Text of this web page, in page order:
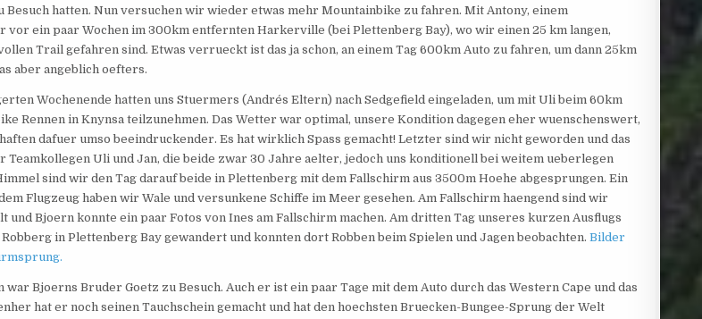
Besuch hatten. Nun versuchen wir wieder etwas mehr Mountainbike zu fahren. Mit Antony, einem
vor ein paar Wochen im 300km entfernten Harkerville (bei Plettenberg Bay), wo wir einen 25 km langen,
Trail gefahren sind. Etwas verrueckt ist das ja schon, an einem Tag 600km Auto zu fahren, um dann 25km
aber angeblich oefters.
Wochenende hatten uns Stuermers (Andre´s Eltern) nach Sedgefield eingeladen, um mit Uli beim 60km
Rennen in Knynsa teilzunehmen. Das Wetter war optimal, unsere Kondition dagegen eher wuenschenswert,
dafuer umso beeindruckender. Es hat wirklich Spass gemacht! Letzter sind wir nicht geworden und das
Teamkollegen Uli und Jan, die beide zwar 30 Jahre aelter, jedoch uns konditionell bei weitem ueberlegen
sind wir den Tag darauf beide in Plettenberg mit dem Fallschirm aus 3500m Hoehe abgesprungen. Ein
Flugzeug haben wir Wale und versunkene Schiffe im Meer gesehen. Am Fallschirm haengend sind wir
und Bjoern konnte ein paar Fotos von Ines am Fallschirm machen. Am dritten Tag unseres kurzen Ausflugs
in Plettenberg Bay gewandert und konnten dort Robben beim Spielen und Jagen beobachten. Bilder
Bjoerns Bruder Goetz zu Besuch. Auch er ist ein paar Tage mit dem Auto durch das Western Cape und das
hat er noch seinen Tauchschein gemacht und hat den hoechsten Bruecken-Bungee-Sprung der Welt